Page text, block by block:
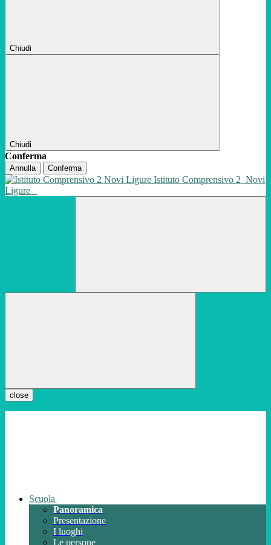
Chiudi
Chiudi
Conferma
Annulla Conferma
Istituto Comprensivo 2 Novi
Ligure
close
Scuola
Panoramica
Presentazione
I luoghi
Le persone